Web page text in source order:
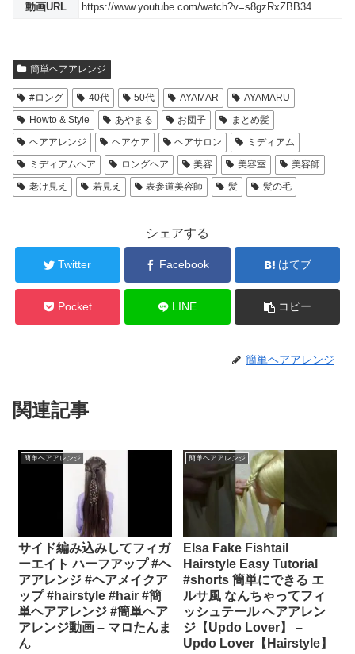
動画URL https://www.youtube.com/watch?v=s8gzRxZBB34
簡単ヘアアレンジ
#ロング 40代 50代 AYAMAR
AYAMARU
Howto & Style
あやまる お団子
まとめ髪
ヘアアレンジ
ヘアケア ヘアサロン
ミディアム
ミディアムヘア
ロングヘア 美容 美容室
美容師
老け見え
若見え 表参道美容師 髪 髪の毛
シェアする
Twitter Facebook はてブ
Pocket LINE コピー
簡単ヘアアレンジ
関連記事
簡単ヘアアレンジ
サイド編み込みしてフィガ
ーエイト ハーフアップ #ヘ
アアレンジ #ヘアメイクア
ップ #hairstyle #hair #簡
単ヘアアレンジ #簡単ヘア
アレンジ動画 – マロたんま
ん
簡単ヘアアレンジ
Elsa Fake Fishtail
Hairstyle Easy Tutorial
#shorts 簡単にできる エ
ルサ風 なんちゃってフィ
ッシュテール ヘアアレン
ジ【Updo Lover】 –
Updo Lover【Hairstyle】